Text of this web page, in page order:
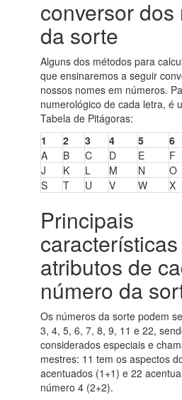
conversor dos
da sorte
Alguns dos métodos para
que ensinaremos a seguir
nossos nomes em números.
numerológico de cada letra, é
Tabela de Pitágoras:
1
2 3 4 5 6
A
B C D E F
J
K L M N O
S
T U V W X
Principais
atributos de
número da
Os números da sorte podem
3, 4, 5, 6, 7, 8, 9, 11 e 22,
considerados especiais e
mestres: 11 tem os aspectos
acentuados (1+1) e 22
número 4 (2+2).